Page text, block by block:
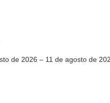
de 2026 – 11 de agosto de